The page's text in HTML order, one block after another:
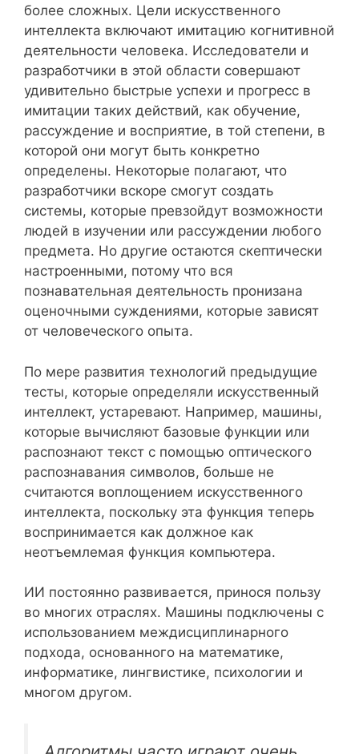
более сложных. Цели искусственного
интеллекта включают имитацию когнитивной
деятельности человека. Исследователи и
разработчики в этой области совершают
удивительно быстрые успехи и прогресс в
имитации таких действий, как обучение,
рассуждение и восприятие, в той степени, в
которой они могут быть конкретно
определены. Некоторые полагают, что
разработчики вскоре смогут создать
системы, которые превзойдут возможности
людей в изучении или рассуждении любого
предмета. Но другие остаются скептически
настроенными, потому что вся
познавательная деятельность пронизана
оценочными суждениями, которые зависят
от человеческого опыта.
По мере развития технологий предыдущие
тесты, которые определяли искусственный
интеллект, устаревают. Например, машины,
которые вычисляют базовые функции или
распознают текст с помощью оптического
распознавания символов, больше не
считаются воплощением искусственного
интеллекта, поскольку эта функция теперь
воспринимается как должное как
неотъемлемая функция компьютера.
ИИ постоянно развивается, принося пользу
во многих отраслях. Машины подключены с
использованием междисциплинарного
подхода, основанного на математике,
информатике, лингвистике, психологии и
многом другом.